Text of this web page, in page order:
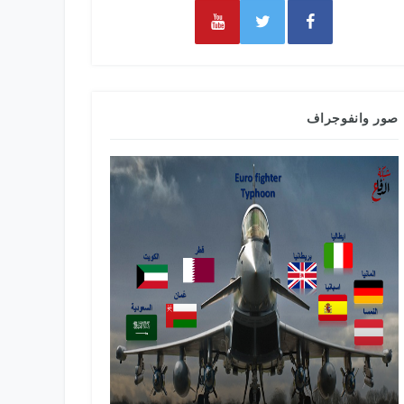
صور وانفوجراف